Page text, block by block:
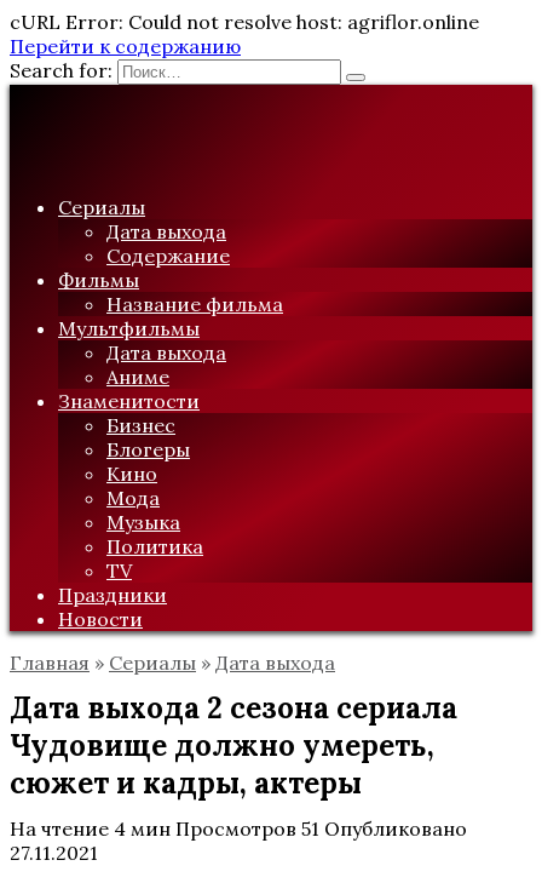
cURL Error: Could not resolve host: agriflor.online
Перейти к содержанию
Search for:
Сериалы
Дата выхода
Содержание
Фильмы
Название фильма
Мультфильмы
Дата выхода
Аниме
Знаменитости
Бизнес
Блогеры
Кино
Мода
Музыка
Политика
TV
Праздники
Новости
Главная » Сериалы » Дата выхода
Дата выхода 2 сезона сериала
Чудовище должно умереть,
сюжет и кадры, актеры
На чтение 4 мин Просмотров 51 Опубликовано
27.11.2021